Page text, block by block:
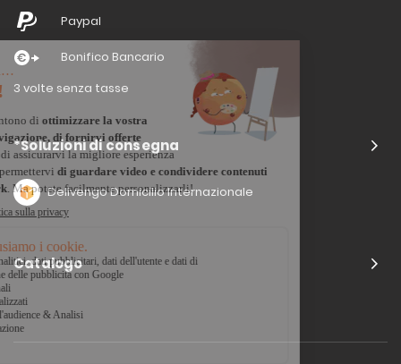
Paypal
Bonifico Bancario
3 volte senza tasse
*Soluzioni di consegna
Delivengo Domicilio Internazionale
Catalogo